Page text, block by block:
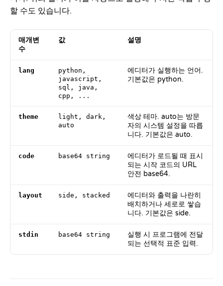
할 수도 있습니다.
매개변
수
값 설명
lang
python,
javascript,
sql, java,
cpp, ...
에디터가 실행하는 언어.
기본값은 python.
theme
light, dark,
auto
색상 테마. auto는 방문
자의 시스템 설정을 따릅
니다. 기본값은 auto.
code base64 string
에디터가 로드될 때 표시
되는 시작 코드의 URL
안전 base64.
layout side, stacked
에디터와 출력을 나란히
배치하거나 세로로 쌓습
니다. 기본값은 side.
stdin base64 string
실행 시 프로그램에 전달
되는 선택적 표준 입력.